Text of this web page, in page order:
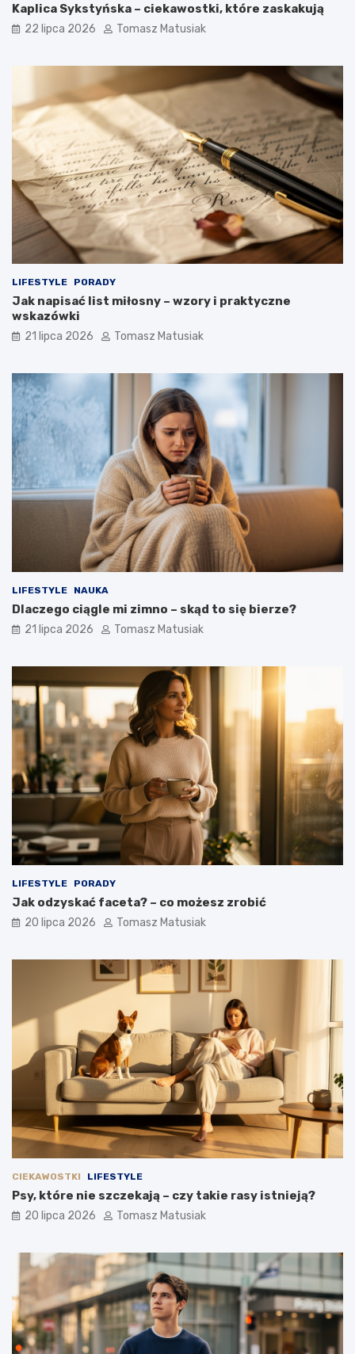
Kaplica Sykstyńska – ciekawostki, które zaskakują
22 lipca 2026 Tomasz Matusiak
LIFESTYLE PORADY
Jak napisać list miłosny – wzory i praktyczne
wskazówki
21 lipca 2026 Tomasz Matusiak
LIFESTYLE NAUKA
Dlaczego ciągle mi zimno – skąd to się bierze?
21 lipca 2026 Tomasz Matusiak
LIFESTYLE PORADY
Jak odzyskać faceta? – co możesz zrobić
20 lipca 2026 Tomasz Matusiak
CIEKAWOSTKI LIFESTYLE
Psy, które nie szczekają – czy takie rasy istnieją?
20 lipca 2026 Tomasz Matusiak